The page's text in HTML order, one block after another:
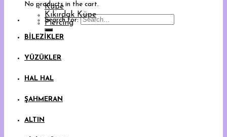
No products in the cart.
Search for:
Küpe
Kıkırdak Küpe
Piercing
BİLEZİKLER
YÜZÜKLER
HAL HAL
ŞAHMERAN
ALTIN